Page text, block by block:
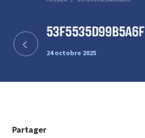
24 octobre 2025
Partager